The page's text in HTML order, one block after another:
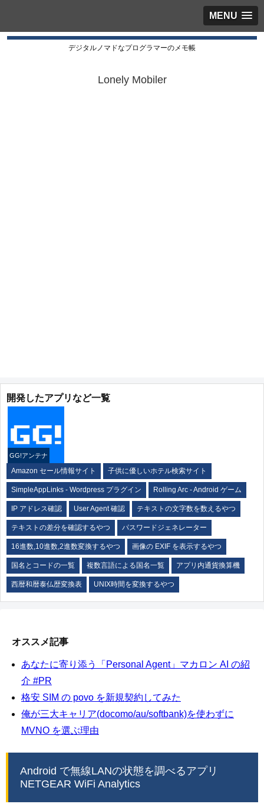
MENU
デジタルノマドなプログラマーのメモ帳
Lonely Mobiler
開発したアプリなど一覧
GG!アンテナ
Amazon セール情報サイト 子供に優しいホテル検索サイト
SimpleAppLinks - Wordpress プラグイン Rolling Arc - Android ゲーム
IP アドレス確認 User Agent 確認 テキストの文字数を数えるやつ
テキストの差分を確認するやつ パスワードジェネレーター
16進数,10進数,2進数変換するやつ 画像の EXIF を表示するやつ
国名とコードの一覧 複数言語による国名一覧 アプリ内通貨換算機
西暦和暦泰仏歴変換表 UNIX時間を変換するやつ
オススメ記事
あなたに寄り添う「Personal Agent」マカロン AI の紹
介 #PR
格安 SIM の povo を新規契約してみた
俺が三大キャリア(docomo/au/softbank)を使わずに
MVNO を選ぶ理由
Android で無線LANの状態を調べるアプリ
NETGEAR WiFi Analytics